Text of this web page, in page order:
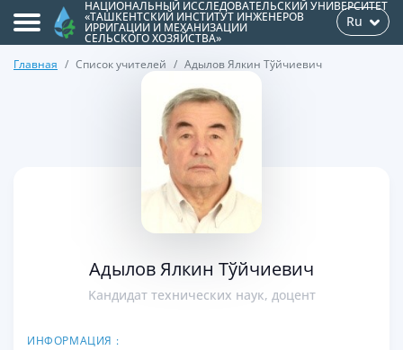
НАЦИОНАЛЬНЫЙ ИССЛЕДОВАТЕЛЬСКИЙ УНИВЕРСИТЕТ
«ТАШКЕНТСКИЙ ИНСТИТУТ ИНЖЕНЕРОВ
ИРРИГАЦИИ И МЕХАНИЗАЦИИ
СЕЛЬСКОГО ХОЗЯЙСТВА»
Ru
Главная Список учителей Адылов Ялкин Тўйчиевич
Адылов Ялкин Тўйчиевич
Kандидат технических наук, доцент
ИНФОРМАЦИЯ :